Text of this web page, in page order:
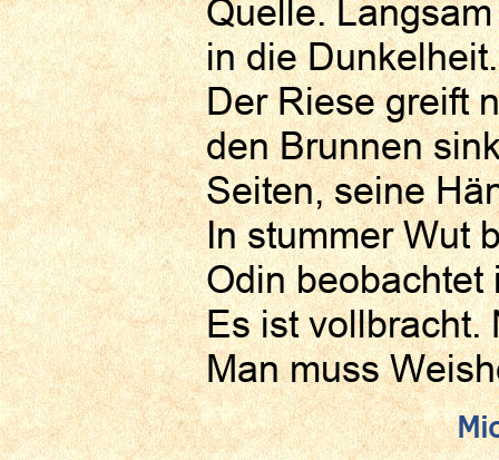
Quelle.
in die Dunkelheit.
Der Riese greift
den Brunnen
Seiten, seine
In stummer Wut
Odin beobachtet
Es ist vollbracht.
Man muss